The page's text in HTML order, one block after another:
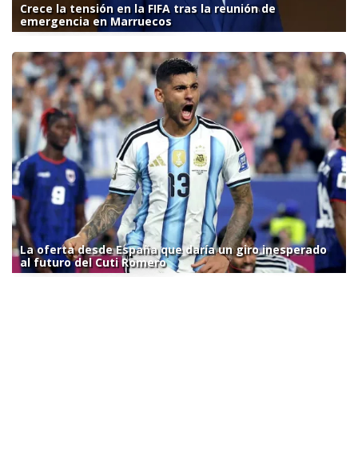
Crece la tensión en la FIFA tras la reunión de
emergencia en Marruecos
La oferta desde España que daría un giro inesperado
al futuro del Cuti Romero